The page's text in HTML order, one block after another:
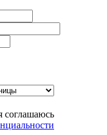
соглашаюсь